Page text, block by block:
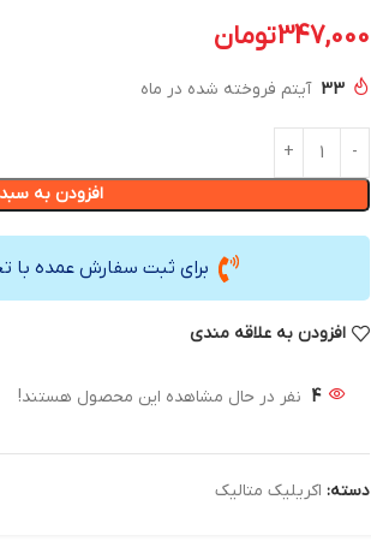
347,000تومان
33 آیتم فروخته شده در ماه
افزودن به
برای ثبت سفارش عمده با
افزودن به علاقه مندی
4 نفر در حال مشاهده این محصول هستند!
دسته: اکریلیک متالیک